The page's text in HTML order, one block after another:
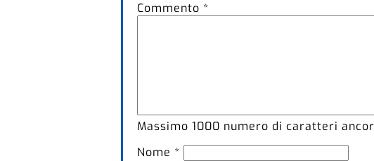
Commento *
Massimo 1000 numero di caratteri
Nome *